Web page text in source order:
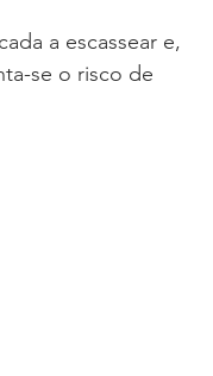
a escassear e,
se o risco de